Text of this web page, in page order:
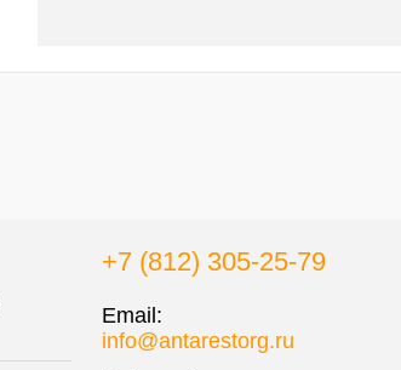
+7 (812) 305-25-79
Email:
info@antarestorg.ru